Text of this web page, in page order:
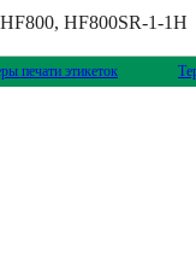
HF800SR-1-1H
печати этикеток